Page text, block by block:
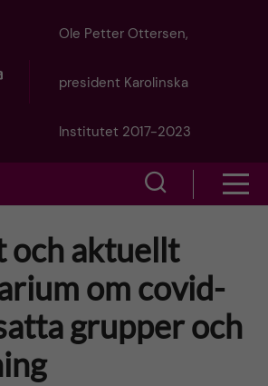
Ole Petter Ottersen,
president Karolinska
Institutet 2017-2023
o
w
s
o
w
och aktuellt
om covid-
grupper och